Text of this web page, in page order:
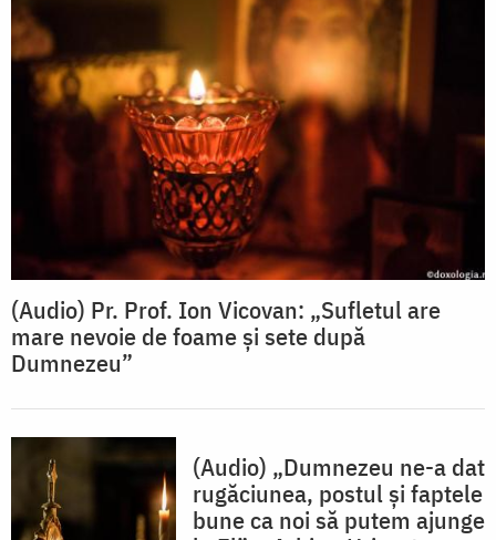
(Audio) Pr. Prof. Ion Vicovan: „Sufletul are
mare nevoie de foame și sete după
Dumnezeu”
(Audio) „Dumnezeu ne-a dat
rugăciunea, postul și faptele
bune ca noi să putem ajunge